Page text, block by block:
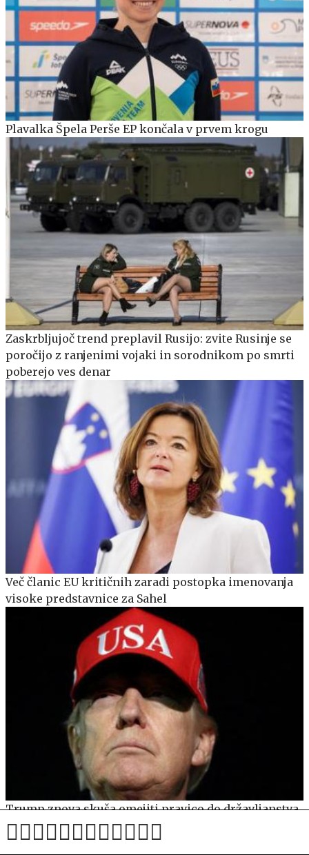
Plavalka Špela Perše EP končala v prvem krogu
Zaskrbljujoč trend preplavil Rusijo: zvite Rusinje se
poročijo z ranjenimi vojaki in sorodnikom po smrti
poberejo ves denar
Več članic EU kritičnih zaradi postopka imenovanja
visoke predstavnice za Sahel
Trump znova skuša omejiti pravico do državljanstva
z rojstvom v ZDA